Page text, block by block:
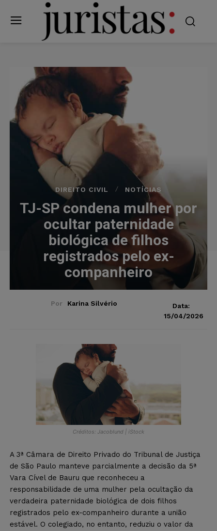
DIREITO CIVIL NOTÍCIAS
TJ-SP condena mulher por
ocultar paternidade
biológica de filhos
registrados pelo ex-
companheiro
Por Karina Silvério
Data:
15/04/2026
Créditos: Jacoblund | iStock
A 3ª Câmara de Direito Privado do Tribunal de Justiça
de São Paulo manteve parcialmente a decisão da 5ª
Vara Cível de Bauru que reconheceu a
responsabilidade de uma mulher pela ocultação da
verdadeira paternidade biológica de dois filhos
registrados pelo ex-companheiro durante a união
estável. O colegiado, no entanto, reduziu o valor da